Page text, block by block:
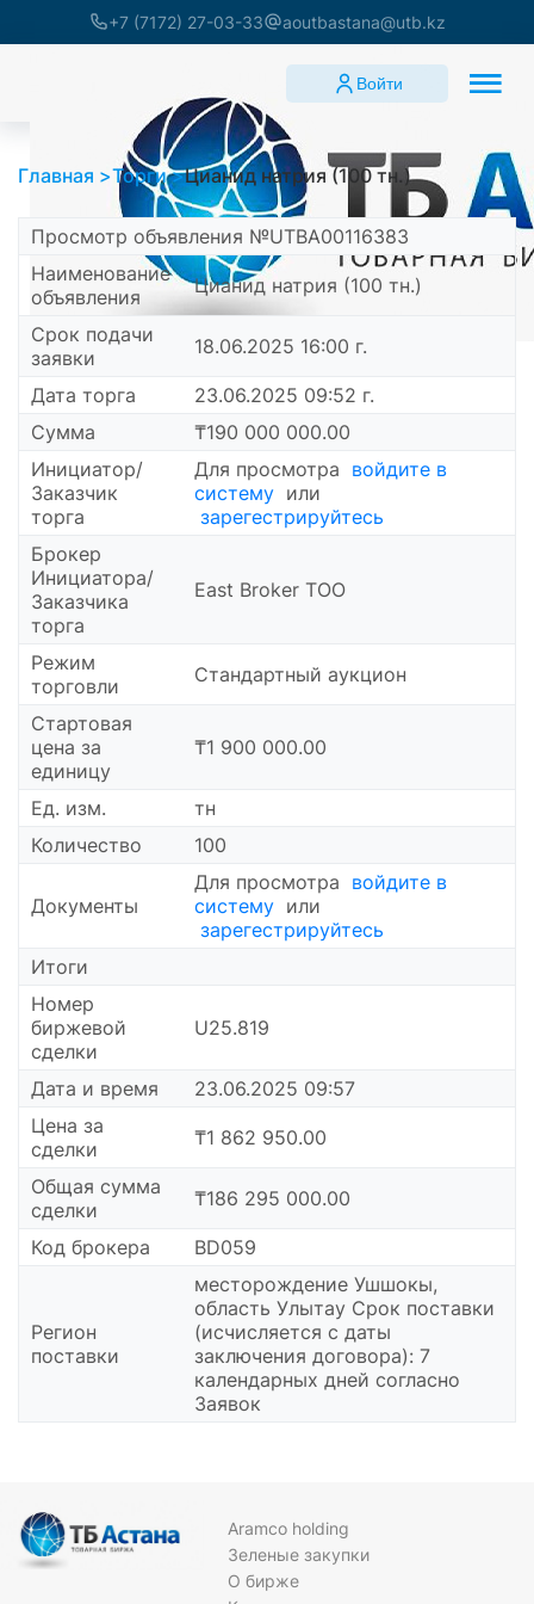
+7 (7172) 27-03-33 aoutbastana@utb.kz
Войти
Главная Торги Цианид натрия (100 тн.)
Просмотр объявления №UTBA00116383
Наименование
объявления
Цианид натрия (100 тн.)
Срок подачи
заявки
18.06.2025 16:00 г.
Дата торга
23.06.2025 09:52 г.
Сумма
₸190 000 000.00
Инициатор/
Заказчик
торга
Для просмотра войдите в
систему или
зарегестрируйтесь
Брокер
Инициатора/
Заказчика
торга
East Broker ТОО
Режим
торговли
Стандартный аукцион
Cтартовая
цена за
единицу
₸1 900 000.00
Ед. изм.
тн
Количество
100
Документы
Для просмотра войдите в
систему или
зарегестрируйтесь
Итоги
Номер
биржевой
сделки
U25.819
Дата и время
23.06.2025 09:57
Цена за
сделки
₸1 862 950.00
Общая сумма
сделки
₸186 295 000.00
Код брокера BD059
Регион
поставки
месторождение Ушшокы,
область Улытау Срок поставки
(исчисляется с даты
заключения договора): 7
календарных дней согласно
Заявок
Aramco holding
Зеленые закупки
О бирже